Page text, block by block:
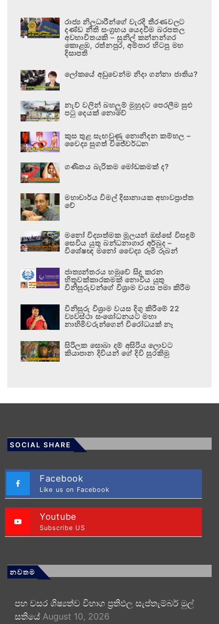
රාජ්‍ය නිලධාරීන්ගේ වැරදි තීරණවලට
දණ්ඩ නීති සංග්‍රහය යෙදවීම බරපතල
අවභාවිතයකි – සුනිල් කන්නන්ගර
කොළඹ, රත්නපුර, අම්පාර හිටපු මහ
දිසාපති
ලෝකයේ අඩුවෙන්ම නිදා ගන්නා ජාතිය?
නැව් වලින් බහලුම් මුහුදට පෙරලීම සුළු
පටු දෙයක් නොවේ
කුස තුළ සැඟවුණු නොනිදන කම්හල –
වෛද්‍ය සුගත් විජේවර්ධන
ගණිතය බැරිකම මෝඩකමක් ද?
මහාචාර්ය විමල් දිසානායක අභාවප්‍රාප්ත
වේ
මනෝ විද්‍යාත්මක මූලයන් ඔස්සේ විසඳුම්
සෙවිය යුතු බන්ධනාගාර අර්බුද –
විශේෂඥ මනෝ වෛද්‍ය රූමි රූබන්
ජාත්‍යන්තරය හමුවේ සිදු කරන
හිතුවක්කාරකමක් නොවිය යුතු
විනිසුරුවන්ගේ විශ්‍රාම වයස පමා කිරීම
විනිසුරු විශ්‍රාම වයස දිගු කිරීමේ 22
ව්‍යවස්ථා සංශෝධනයට මහා
නාහිමිවරුන්ගෙන් විරෝධයක් නෑ
සිරිලක සොබා දම් අසිරිය ලොවට
කියාපාන දිවියන් ගේ දිවි සුරකිමු
SOCIAL SHARE
Facebook
Like us on Facebook
Youtube
Subscribe US
නවතම
පහ වසර ශිෂ්‍යත්ව විභාග ප්‍රතිඵල සැප්තැම්බර් මුල්
සතියේ August 10, 2026